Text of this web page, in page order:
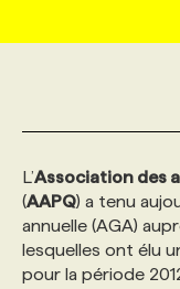
AFFAIRES
PRIX ET
WEB &
GEO/SEO
ANNONCEZ
PROFIL
FAQ
VOIR LES
PROFIL
FAQ
ANNONCEZ
NOS
NOS
CHASSE DE TÊTE
SERVICE DE
NOS TARIFS
L’Association des
(AAPQ) a tenu
annuelle (AGA)
lesquelles ont élu
pour la période